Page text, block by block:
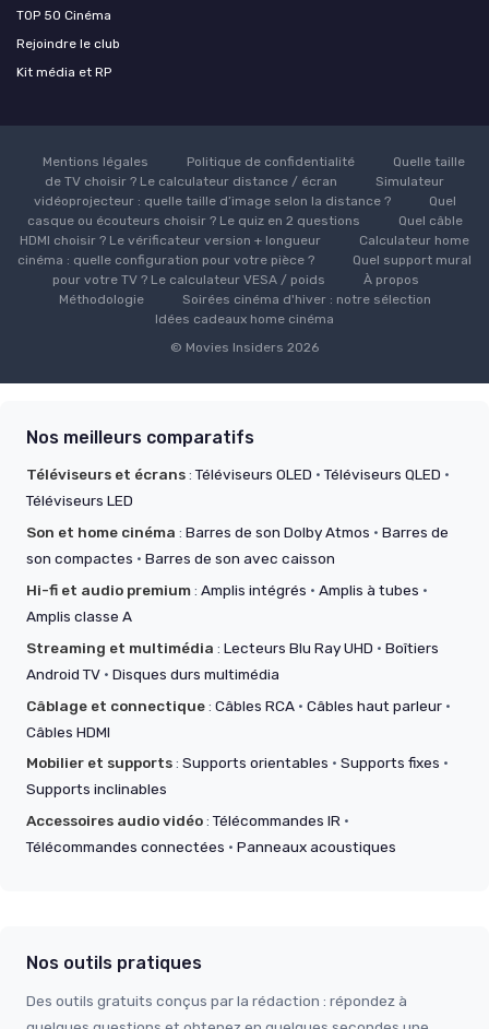
TOP 50 Cinéma
Rejoindre le club
Kit média et RP
Mentions légales Politique de confidentialité
Quelle taille
de TV choisir ? Le calculateur distance / écran
Simulateur
vidéoprojecteur : quelle taille d’image selon la distance ?
Quel
casque ou écouteurs choisir ? Le quiz en 2 questions
Quel câble
HDMI choisir ? Le vérificateur version + longueur
Calculateur home
cinéma : quelle configuration pour votre pièce ?
Quel support mural
pour votre TV ? Le calculateur VESA / poids
À propos
Méthodologie
Soirées cinéma d'hiver : notre sélection
Idées cadeaux home cinéma
© Movies Insiders 2026
Nos meilleurs comparatifs
Téléviseurs et écrans:Téléviseurs OLED ·Téléviseurs QLED ·
Téléviseurs LED
Son et home cinéma : Barres de son Dolby Atmos · Barres de
son compactes · Barres de son avec caisson
Hi-fi et audio premium: Amplis intégrés · Amplis à tubes ·
Amplis classe A
Streaming et multimédia : Lecteurs Blu Ray UHD · Boîtiers
Android TV · Disques durs multimédia
Câblage et connectique: Câbles RCA · Câbles haut parleur ·
Câbles HDMI
Mobilier et supports: Supports orientables · Supports fixes ·
Supports inclinables
Accessoires audio vidéo:Télécommandes IR ·
Télécommandes connectées · Panneaux acoustiques
Nos outils pratiques
Des outils gratuits conçus par la rédaction : répondez à